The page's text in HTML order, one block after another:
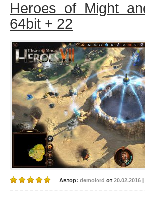
Heroes of Might
64bit + 22
Автор: demolord от 20.02.2016 |